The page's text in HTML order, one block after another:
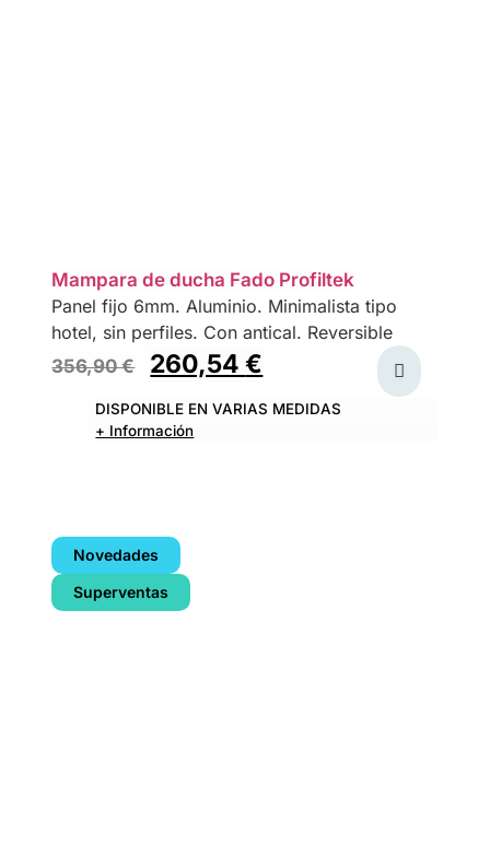
Mampara de ducha Fado Profiltek
Panel fijo 6mm. Aluminio. Minimalista tipo
hotel, sin perfiles. Con antical. Reversible
356,90€ 260,54€
DISPONIBLE EN VARIAS MEDIDAS
+ Información
Novedades
Superventas